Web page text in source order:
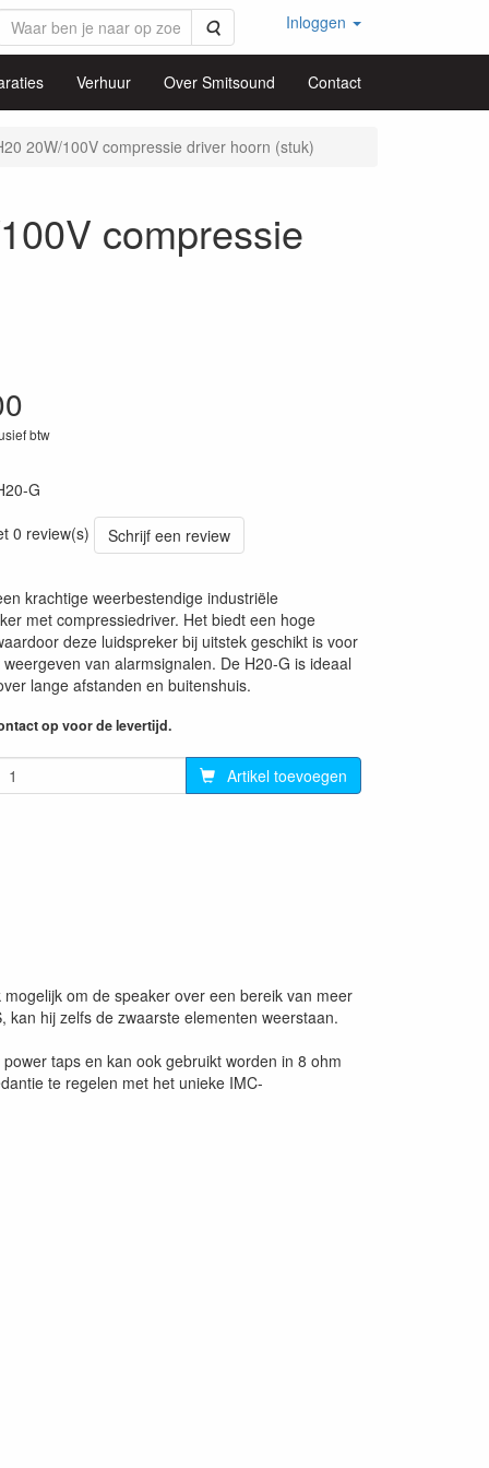
Zoeken Inloggen
Verhuur Over Smitsound Contact
20W/100V compressie driver hoorn (stuk)
compressie
btw
G
0 review(s)
Schrijf een review
krachtige weerbestendige industriële
met compressiedriver. Het biedt een hoge
deze luidspreker bij uitstek geschikt is voor
van alarmsignalen. De H20-G is ideaal
lange afstanden en buitenshuis.
op voor de levertijd.
Artikel toevoegen
om de speaker over een bereik van meer
hij zelfs de zwaarste elementen weerstaan.
taps en kan ook gebruikt worden in 8 ohm
te regelen met het unieke IMC-